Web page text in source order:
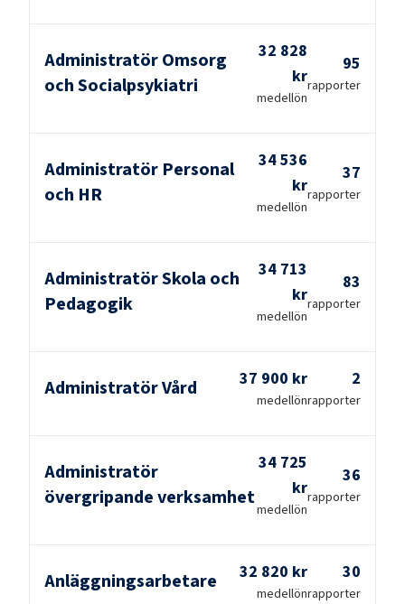
Administratör Omsorg
och Socialpsykiatri
32 828
kr
medellön
95
rapporter
Administratör Personal
och HR
34 536
kr
medellön
37
rapporter
Administratör Skola och
Pedagogik
34 713
kr
medellön
83
rapporter
Administratör Vård 37 900 kr
medellön
2
rapporter
Administratör
övergripande verksamhet
34 725
kr
medellön
36
rapporter
Anläggningsarbetare 32 820 kr
medellön
30
rapporter